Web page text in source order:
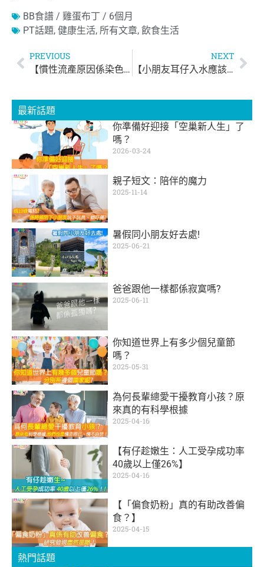
BB食譜 / 雞蛋布丁 / 6個月
PT話題, 健康生活, 所有文章, 飲食生活
PREVIOUS
【慣性流產原因係染色體異常? 】
NEXT
【小朋友耳仔入水應該點清理？】
最新話題
你準備好迎接「空巢新人生」了
嗎？
2026-03-24
親子短文：陪伴的魔力
2025-11-14
暑假同小朋友好去處!
2025-06-21
爸爸跟他一樣都係寂寞嗎?
2025-06-11
你知道世界上有多少個兒童節
嗎？
2025-05-31
為何長輩總愛干擾教育小孩？原
來真的有科學根據
2025-04-16
【有仔趁嫩生：人工受孕成功率
40歲以上僅26%】
2025-04-16
【「偏食奶粉」真的有助改善偏
食？】
2025-04-15
熱門話題